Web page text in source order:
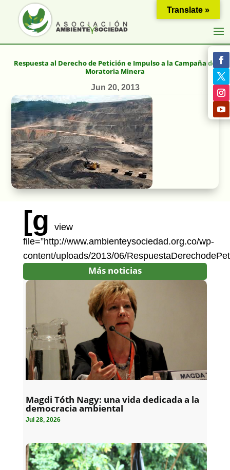
Respuesta al Derecho de Petición e Impulso a la Campaña de
Moratoria Minera
Jun 20, 2013
[g
view
file=”http://www.ambienteysociedad.org.co/wp-
content/uploads/2013/06/
Más noticias
Magdi Tóth Nagy: una vida dedicada a la
democracia ambiental
Jul 28, 2026
Translate »